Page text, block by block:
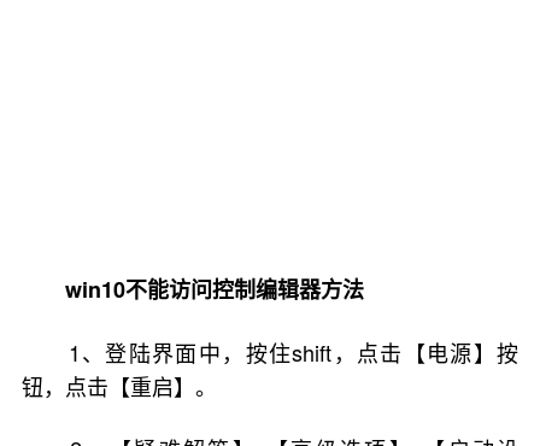
win10不能访问控制编辑器方法
1、登陆界面中，按住shift，点击【电源】按
钮，点击【重启】。